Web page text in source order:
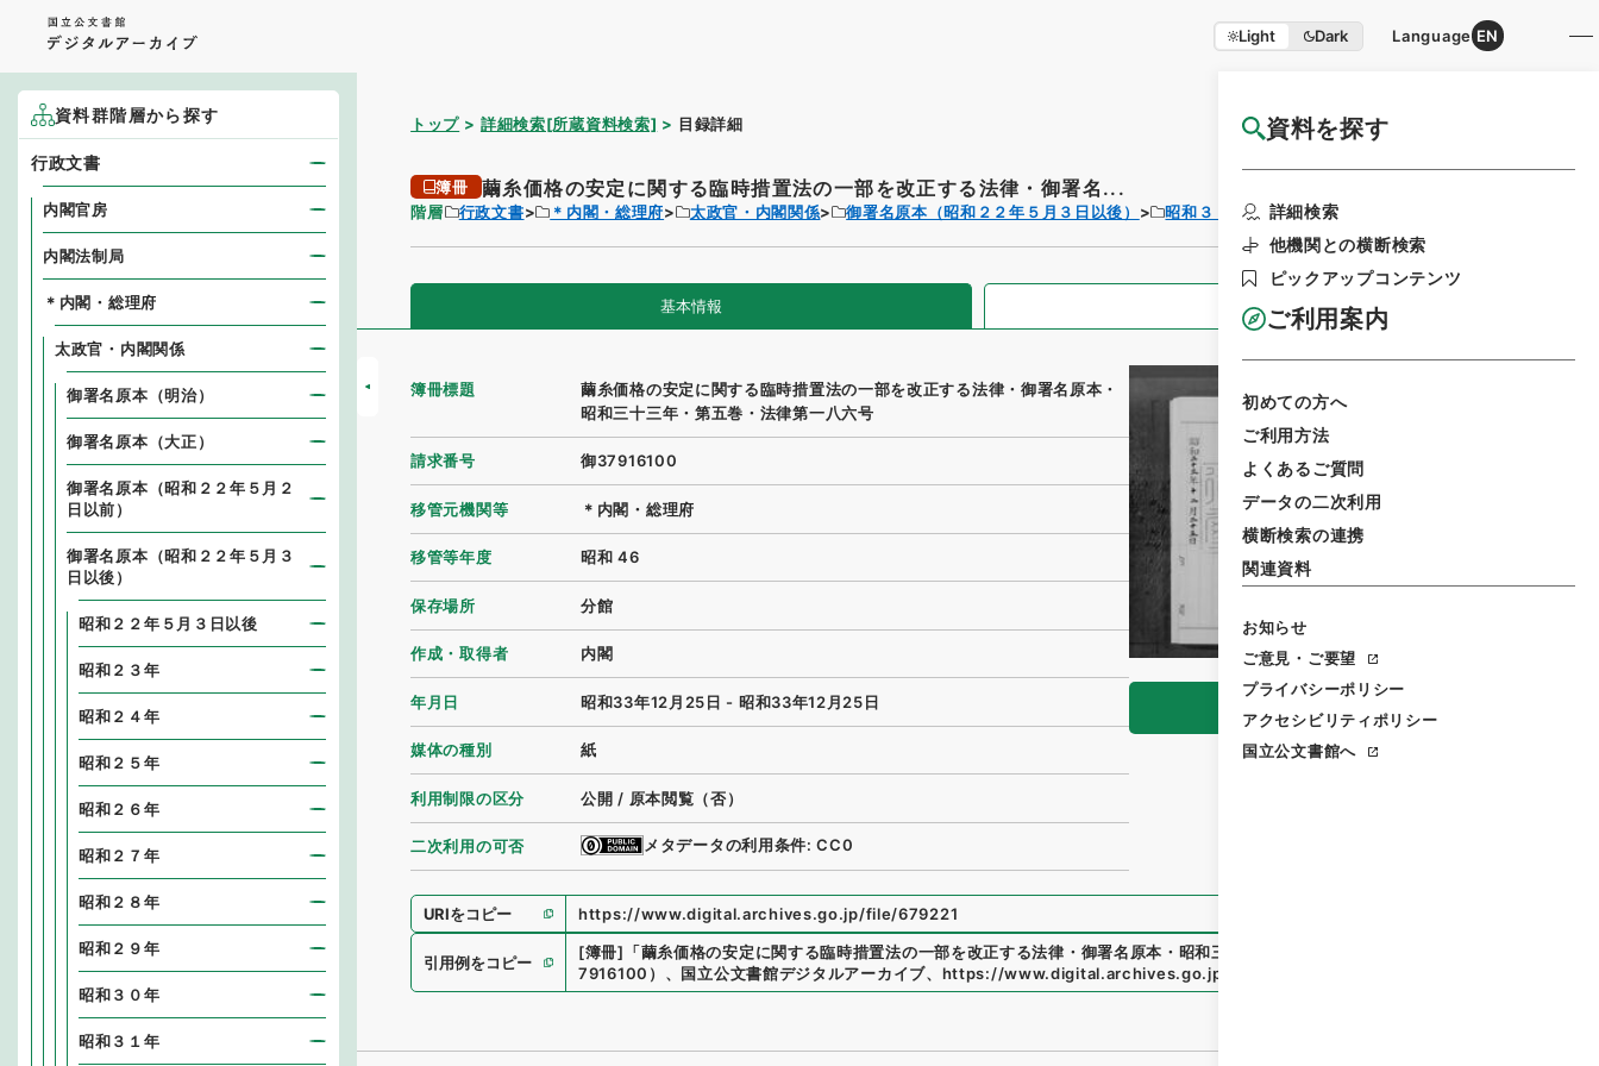
Light Dark Language EN
資料を探す
詳細検索
他機関との横断検索
ピックアップコンテンツ
ご利用案内
初めての方へ
ご利用方法
よくあるご質問
データの二次利用
横断検索の連携
関連資料
お知らせ
ご意見・ご要望
プライバシーポリシー
アクセシビリティポリシー
国立公文書館へ
トップ 詳細検索[所蔵資料検索] 目録詳細 国立公文書館HP利用案内
簿冊 繭糸価格の安定に関する臨時措置法の一部を改正する法律・御署名...
階層 行政文書 ＊内閣・総理府 太政官・内閣関係 御署名原本（昭和２２年５月３日以後） 昭和３３年 法律
基本情報 全ての情報
簿冊標題
繭糸価格の安定に関する臨時措置法の一部を改正する法律・御署名原本・
昭和三十三年・第五巻・法律第一八六号
請求番号 御37916100
移管元機関等 ＊内閣・総理府
移管等年度 昭和 46
保存場所 分館
作成・取得者 内閣
年月日 昭和33年12月25日 - 昭和33年12月25日
媒体の種別 紙
利用制限の区分 公開 / 原本閲覧（否）
二次利用の可否 メタデータの利用条件: CC0
URIをコピー https://www.digital.archives.go.jp/file/679221
引用例をコピー
[簿冊] 「繭糸価格の安定に関する臨時措置法の一部を改正する法律・御署名原本・昭和三十三年・第五巻・法律第一八六号
7916100 ） 、 国立公文書館デジタルアーカイブ、 https://www.digital.archives.go.jp/file/679221
資料群階層から探す
行政文書
内閣官房
内閣法制局
＊内閣・総理府
太政官・内閣関係
御署名原本（明治）
御署名原本（大正）
御署名原本（昭和２２年５月２
日以前）
御署名原本（昭和２２年５月３
日以後）
昭和２２年５月３日以後
昭和２３年
昭和２４年
昭和２５年
昭和２６年
昭和２７年
昭和２８年
昭和２９年
昭和３０年
昭和３１年